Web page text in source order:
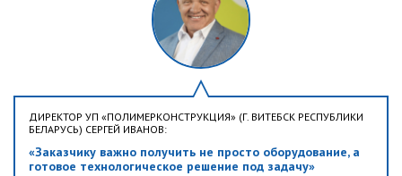
ДИРЕКТОР УП «ПОЛИМЕРКОНСТРУКЦИЯ» (Г. ВИТЕБСК РЕСПУБЛИКИ
БЕЛАРУСЬ) СЕРГЕЙ ИВАНОВ:
«Заказчику важно получить не просто оборудование, а
готовое технологическое решение под задачу»